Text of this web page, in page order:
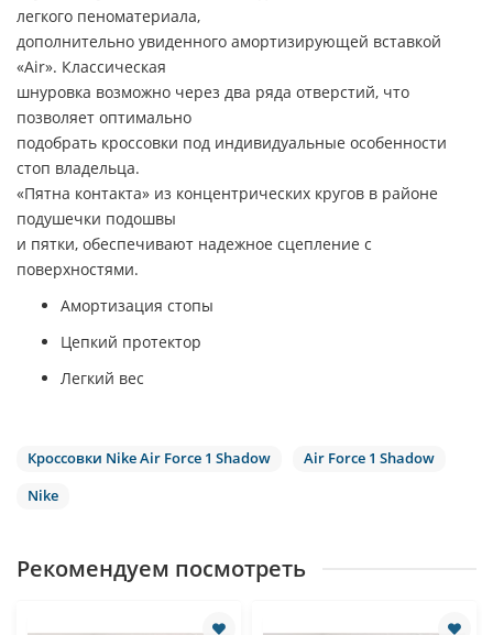
легкого пеноматериала,
дополнительно увиденного амортизирующей вставкой
«Air». Классическая
шнуровка возможно через два ряда отверстий, что
позволяет оптимально
подобрать кроссовки под индивидуальные особенности
стоп владельца.
«Пятна контакта» из концентрических кругов в районе
подушечки подошвы
и пятки, обеспечивают надежное сцепление с
поверхностями.
Амортизация стопы
Цепкий протектор
Легкий вес
Кроссовки Nike Air Force 1 Shadow
Air Force 1 Shadow
Nike
Рекомендуем посмотреть